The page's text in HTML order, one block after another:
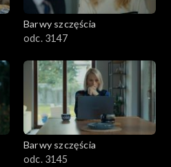
Barwy szczęścia
odc. 3147
Barwy szczęścia
odc. 3145